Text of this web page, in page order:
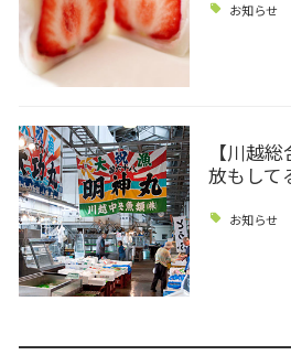
お知らせ
【川越
放もし
お知らせ